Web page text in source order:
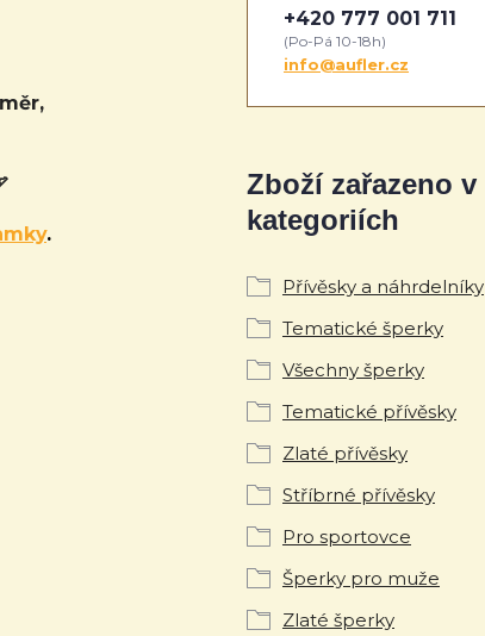
.
Zboží zařazeno v
kategoriích
Přívěsky a náhrdelníky
Tematické šperky
Všechny šperky
Tematické přívěsky
Zlaté přívěsky
Stříbrné přívěsky
Pro sportovce
Šperky pro muže
Zlaté šperky
+420 777 001 711
(Po-Pá 10-18h)
info@aufler.cz